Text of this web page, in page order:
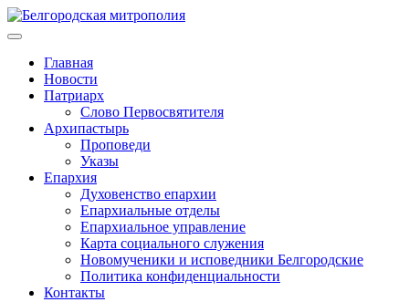
Главная
Новости
Патриарх
Слово Первосвятителя
Архипастырь
Проповеди
Указы
Епархия
Духовенство епархии
Епархиальные отделы
Епархиальное управление
Карта социального служения
Новомученики и исповедники Белгородские
Политика конфиденциальности
Контакты